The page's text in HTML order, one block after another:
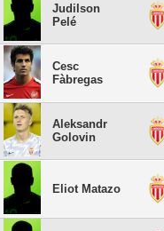
Judilson
Pelé
Cesc
Fàbregas
Aleksandr
Golovin
Eliot Matazo